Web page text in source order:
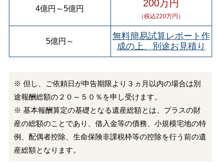
4億円 ～ 5億円 200万円
（税込220万円）
5億円 ～
無料簡易試算レポート作
成の上、別途お見積り
※ 但し、ご依頼日が申告期限より３ヵ月以内の場合は別
途報酬総額の２０～５０％を申し受けます。
※ 基本報酬算定の基礎となる遺産総額とは、プラスの財
産の総額のことであり、借入金等の債務、小規模宅地の特
例、配偶者控除、生命保険非課税枠等の控除を行う前の遺
産総額となります。